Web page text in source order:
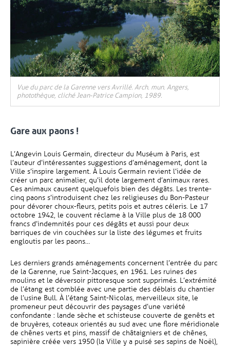
Vue du parc de la Garenne vers Avrillé. Arch. mun. Angers,
photothèque, cliché Jean-Patrice Campion, 1989.
Gare aux paons !
L’Angevin Louis Germain, directeur du Muséum à Paris, est
l’auteur d’intéressantes suggestions d’aménagement, dont la
Ville s’inspire largement. À Louis Germain revient l’idée de
créer un parc animalier, qu’il dote largement d’animaux rares.
Ces animaux causent quelquefois bien des dégâts. Les trente-
cinq paons s’introduisent chez les religieuses du Bon-Pasteur
pour dévorer choux-fleurs, petits pois et autres céleris. Le 17
octobre 1942, le couvent réclame à la Ville plus de 18 000
francs d’indemnités pour ces dégâts et aussi pour deux
barriques de vin couchées sur la liste des légumes et fruits
engloutis par les paons…
Les derniers grands aménagements concernent l’entrée du parc
de la Garenne, rue Saint-Jacques, en 1961. Les ruines des
moulins et le déversoir pittoresque sont supprimés. L’extrémité
de l’étang est comblée avec une partie des déblais du chantier
de l’usine Bull. À l’étang Saint-Nicolas, merveilleux site, le
promeneur peut découvrir des paysages d’une variété
confondante : lande sèche et schisteuse couverte de genêts et
de bruyères, coteaux orientés au sud avec une flore méridionale
de chênes verts et pins, massif de châtaigniers et de chênes,
sapinière créée vers 1950 (la Ville y a puisé ses sapins de Noël),